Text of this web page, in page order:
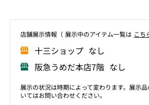
店舗展⽰情報（ 展⽰中のアイテム⼀覧は こち
⼗三ショップ なし
阪急うめだ本店7階 なし
展示の状況は時期によって変わります。展示
いてはお問い合わせください。